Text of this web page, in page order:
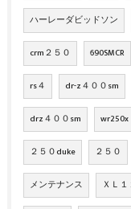
ハーレーダビッドソン
crm２５０ 690SMCR
rs４ dr-z４００sm
drz４００sm wr250x
２５０duke ２５０
メンテナンス ＸＬ